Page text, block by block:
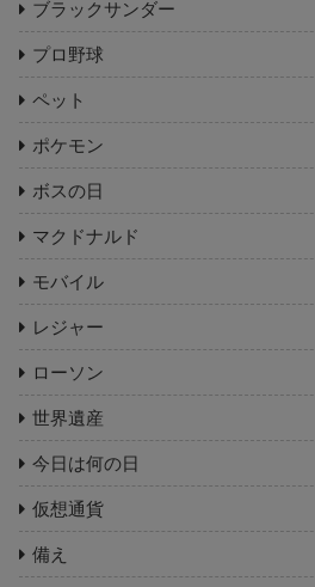
ブラックサンダー
プロ野球
ペット
ポケモン
ボスの日
マクドナルド
モバイル
レジャー
ローソン
世界遺産
今日は何の日
仮想通貨
備え